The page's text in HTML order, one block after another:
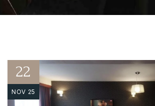
22
NOV 25